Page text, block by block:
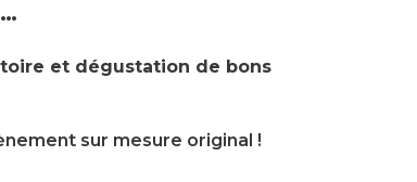
et dégustation de bons
sur mesure original !